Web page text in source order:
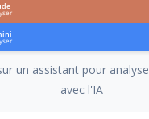
un assistant pour
avec l'IA